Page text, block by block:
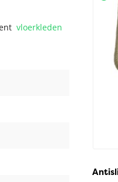
vloerkleden